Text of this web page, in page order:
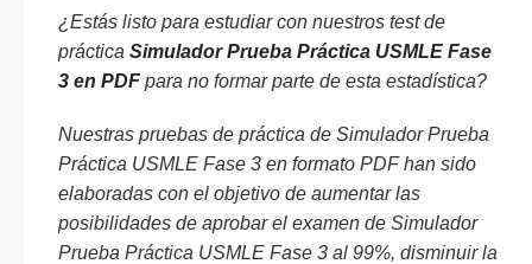
¿Estás listo para estudiar con nuestros test de
práctica Simulador Prueba Práctica USMLE Fase
3 en PDF para no formar parte de esta estadística?
Nuestras pruebas de práctica de Simulador Prueba
Práctica USMLE Fase 3 en formato PDF han sido
elaboradas con el objetivo de aumentar las
posibilidades de aprobar el examen de Simulador
Prueba Práctica USMLE Fase 3 al 99%, disminuir la